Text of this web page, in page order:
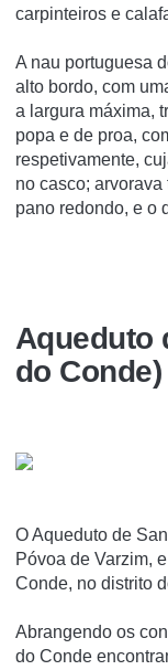
carpinteiros e
A nau portuguesa
alto bordo, com
a largura máxima,
popa e de proa,
respetivamente,
no casco;
pano redondo, e o
Aqueduto
do Conde)
O Aqueduto de
Póvoa de Varzim,
Conde, no distrito
Abrangendo os
do Conde